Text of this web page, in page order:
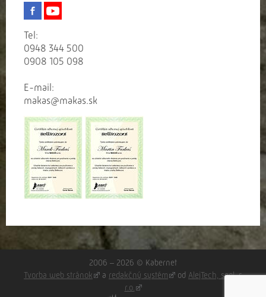
Tel:
0948 344 500
0908 105 098
E-mail:
makas@makas.sk
2006 – 2026 © Kabernet
Tvorba web stránok
a redakčný systém od AlejTech, spol. s
r.o.